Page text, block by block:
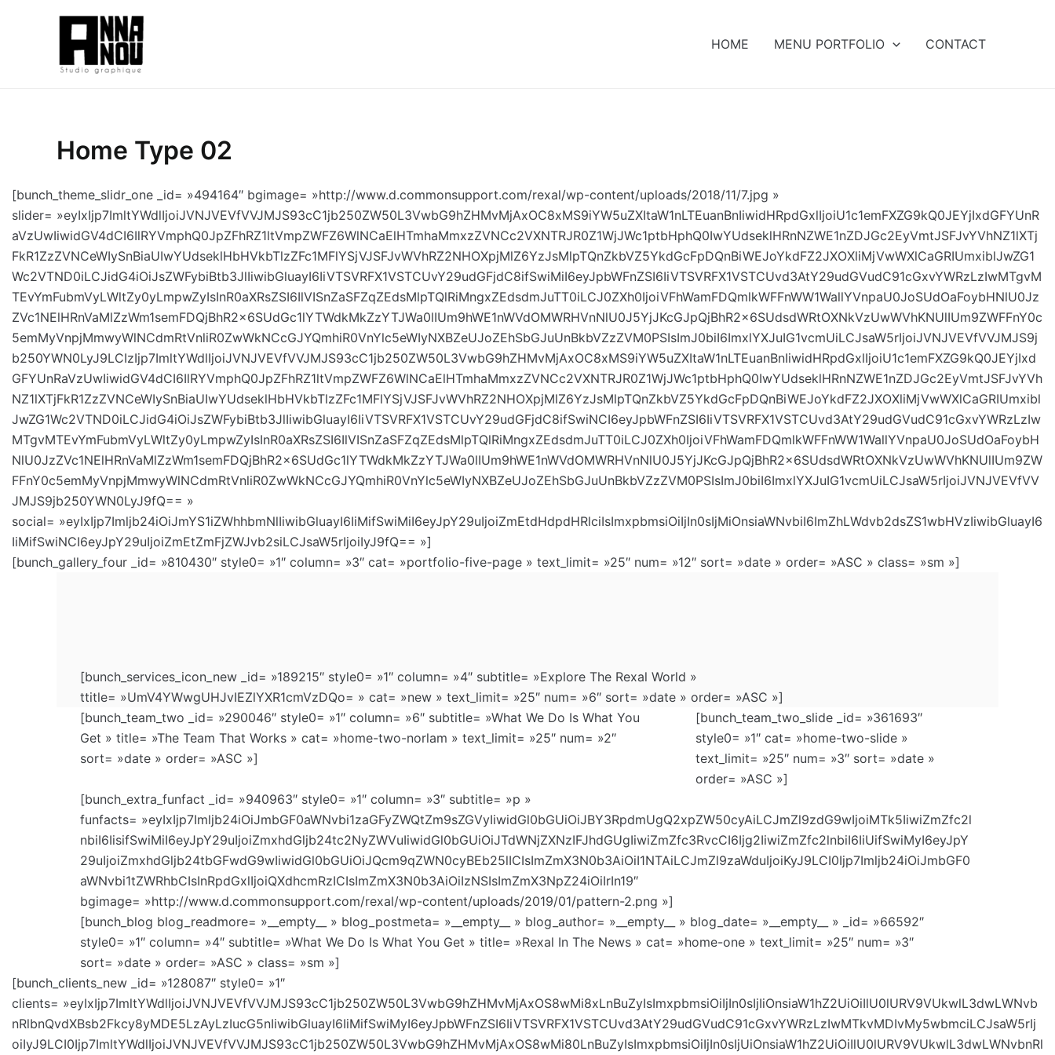
HOME MENU PORTFOLIO CONTACT
Home Type 02
[bunch_theme_slidr_one _id= »494164″ bgimage= »http://www.d.commonsupport.com/rexal/wp-content/uploads/2018/11/7.jpg »
slider= »eyIxIjp7ImltYWdlIjoiJVNJVEVfVVJMJS93cC1jb250ZW50L3VwbG9hZHMvMjAxOC8xMS9iYW5uZXItaW1nLTEuanBnIiwidHRpdGxlIjoiU1c1emFXZG9kQ0JEYjIxdGFYUnR
aVzUwIiwidGV4dCI6IlRYVmphQ0JpZFhRZ1ltVmpZWFZ6WlNCaElHTmhaMmxzZVNCc2VXNTRJR0Z1WjJWc1ptbHphQ0IwYUdseklHRnNZWE1nZDJGc2EyVmtJSFJvYVhNZ1lXTj
FkR1ZzZVNCeWIySnBiaUIwYUdseklHbHVkbTlzZFc1MFlYSjVJSFJvWVhRZ2NHOXpjMlZ6YzJsMlpTQnZkbVZ5YkdGcFpDQnBiWEJoYkdFZ2JXOXliMjVwWXlCaGRIUmxiblJwZG1
Wc2VTND0iLCJidG4iOiJsZWFybiBtb3JlIiwibGluayI6IiVTSVRFX1VSTCUvY29udGFjdC8ifSwiMiI6eyJpbWFnZSI6IiVTSVRFX1VSTCUvd3AtY29udGVudC91cGxvYWRzLzIwMTgvM
TEvYmFubmVyLWltZy0yLmpwZyIsInR0aXRsZSI6IlVISnZaSFZqZEdsMlpTQlRiMngxZEdsdmJuTT0iLCJ0ZXh0IjoiVFhWamFDQmlkWFFnWW1WallYVnpaU0JoSUdOaFoybHNlU0Jz
ZVc1NElHRnVaMlZzWm1semFDQjBhR2x6SUdGc1lYTWdkMkZzYTJWa0lIUm9hWE1nWVdOMWRHVnNlU0J5YjJKcGJpQjBhR2x6SUdsdWRtOXNkVzUwWVhKNUlIUm9ZWFFnY0c
5emMyVnpjMmwyWlNCdmRtVnliR0ZwWkNCcGJYQmhiR0VnYlc5eWIyNXBZeUJoZEhSbGJuUnBkbVZzZVM0PSIsImJ0biI6ImxlYXJuIG1vcmUiLCJsaW5rIjoiJVNJVEVfVVJMJS9j
b250YWN0LyJ9LCIzIjp7ImltYWdlIjoiJVNJVEVfVVJMJS93cC1jb250ZW50L3VwbG9hZHMvMjAxOC8xMS9iYW5uZXItaW1nLTEuanBnIiwidHRpdGxlIjoiU1c1emFXZG9kQ0JEYjIxd
GFYUnRaVzUwIiwidGV4dCI6IlRYVmphQ0JpZFhRZ1ltVmpZWFZ6WlNCaElHTmhaMmxzZVNCc2VXNTRJR0Z1WjJWc1ptbHphQ0IwYUdseklHRnNZWE1nZDJGc2EyVmtJSFJvYVh
NZ1lXTjFkR1ZzZVNCeWIySnBiaUIwYUdseklHbHVkbTlzZFc1MFlYSjVJSFJvWVhRZ2NHOXpjMlZ6YzJsMlpTQnZkbVZ5YkdGcFpDQnBiWEJoYkdFZ2JXOXliMjVwWXlCaGRIUmxibl
JwZG1Wc2VTND0iLCJidG4iOiJsZWFybiBtb3JlIiwibGluayI6IiVTSVRFX1VSTCUvY29udGFjdC8ifSwiNCI6eyJpbWFnZSI6IiVTSVRFX1VSTCUvd3AtY29udGVudC91cGxvYWRzLzIw
MTgvMTEvYmFubmVyLWltZy0yLmpwZyIsInR0aXRsZSI6IlVISnZaSFZqZEdsMlpTQlRiMngxZEdsdmJuTT0iLCJ0ZXh0IjoiVFhWamFDQmlkWFFnWW1WallYVnpaU0JoSUdOaFoybH
NlU0JzZVc1NElHRnVaMlZzWm1semFDQjBhR2x6SUdGc1lYTWdkMkZzYTJWa0lIUm9hWE1nWVdOMWRHVnNlU0J5YjJKcGJpQjBhR2x6SUdsdWRtOXNkVzUwWVhKNUlIUm9ZW
FFnY0c5emMyVnpjMmwyWlNCdmRtVnliR0ZwWkNCcGJYQmhiR0VnYlc5eWIyNXBZeUJoZEhSbGJuUnBkbVZzZVM0PSIsImJ0biI6ImxlYXJuIG1vcmUiLCJsaW5rIjoiJVNJVEVfVV
JMJS9jb250YWN0LyJ9fQ== »
social= »eyIxIjp7Imljb24iOiJmYS1iZWhhbmNlIiwibGluayI6IiMifSwiMiI6eyJpY29uIjoiZmEtdHdpdHRlciIsImxpbmsiOiIjIn0sIjMiOnsiaWNvbiI6ImZhLWdvb2dsZS1wbHVzIiwibGluayI6
IiMifSwiNCI6eyJpY29uIjoiZmEtZmFjZWJvb2siLCJsaW5rIjoiIyJ9fQ== »]
[bunch_gallery_four _id= »810430″ style0= »1″ column= »3″ cat= »portfolio-five-page » text_limit= »25″ num= »12″ sort= »date » order= »ASC » class= »sm »]
[bunch_services_icon_new _id= »189215″ style0= »1″ column= »4″ subtitle= »Explore The Rexal World »
ttitle= »UmV4YWwgUHJvIEZlYXR1cmVzDQo= » cat= »new » text_limit= »25″ num= »6″ sort= »date » order= »ASC »]
[bunch_team_two _id= »290046″ style0= »1″ column= »6″ subtitle= »What We Do Is What You
Get » title= »The Team That Works » cat= »home-two-norlam » text_limit= »25″ num= »2″
sort= »date » order= »ASC »]
[bunch_team_two_slide _id= »361693″
style0= »1″ cat= »home-two-slide »
text_limit= »25″ num= »3″ sort= »date »
order= »ASC »]
[bunch_extra_funfact _id= »940963″ style0= »1″ column= »3″ subtitle= »p »
funfacts= »eyIxIjp7Imljb24iOiJmbGF0aWNvbi1zaGFyZWQtZm9sZGVyIiwidGl0bGUiOiJBY3RpdmUgQ2xpZW50cyAiLCJmZl9zdG9wIjoiMTk5IiwiZmZfc2l
nbiI6IisifSwiMiI6eyJpY29uIjoiZmxhdGljb24tc2NyZWVuIiwidGl0bGUiOiJTdWNjZXNzIFJhdGUgIiwiZmZfc3RvcCI6Ijg2IiwiZmZfc2lnbiI6IiUifSwiMyI6eyJpY
29uIjoiZmxhdGljb24tbGFwdG9wIiwidGl0bGUiOiJQcm9qZWN0cyBEb25lICIsImZmX3N0b3AiOiI1NTAiLCJmZl9zaWduIjoiKyJ9LCI0Ijp7Imljb24iOiJmbGF0
aWNvbi1tZWRhbCIsInRpdGxlIjoiQXdhcmRzICIsImZmX3N0b3AiOiIzNSIsImZmX3NpZ24iOiIrIn19″
bgimage= »http://www.d.commonsupport.com/rexal/wp-content/uploads/2019/01/pattern-2.png »]
[bunch_blog blog_readmore= »__empty__ » blog_postmeta= »__empty__ » blog_author= »__empty__ » blog_date= »__empty__ » _id= »66592″
style0= »1″ column= »4″ subtitle= »What We Do Is What You Get » title= »Rexal In The News » cat= »home-one » text_limit= »25″ num= »3″
sort= »date » order= »ASC » class= »sm »]
[bunch_clients_new _id= »128087″ style0= »1″
clients= »eyIxIjp7ImltYWdlIjoiJVNJVEVfVVJMJS93cC1jb250ZW50L3VwbG9hZHMvMjAxOS8wMi8xLnBuZyIsImxpbmsiOiIjIn0sIjIiOnsiaW1hZ2UiOiIlU0lURV9VUkwlL3dwLWNvb
nRlbnQvdXBsb2Fkcy8yMDE5LzAyLzIucG5nIiwibGluayI6IiMifSwiMyI6eyJpbWFnZSI6IiVTSVRFX1VSTCUvd3AtY29udGVudC91cGxvYWRzLzIwMTkvMDIvMy5wbmciLCJsaW5rIj
oiIyJ9LCI0Ijp7ImltYWdlIjoiJVNJVEVfVVJMJS93cC1jb250ZW50L3VwbG9hZHMvMjAxOS8wMi80LnBuZyIsImxpbmsiOiIjIn0sIjUiOnsiaW1hZ2UiOiIlU0lURV9VUkwlL3dwLWNvbnRl